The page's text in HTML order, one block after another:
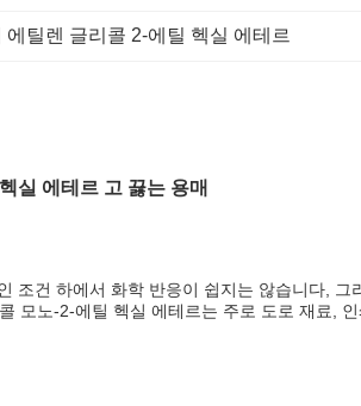
에틸렌 글리콜 2-에틸 헥실 에테르
실 에테르 고 끓는 용매
건 하에서 화학 반응이 쉽지는 않습니다, 그
모노-2-에틸 헥실 에테르는 주로 도로 재료,